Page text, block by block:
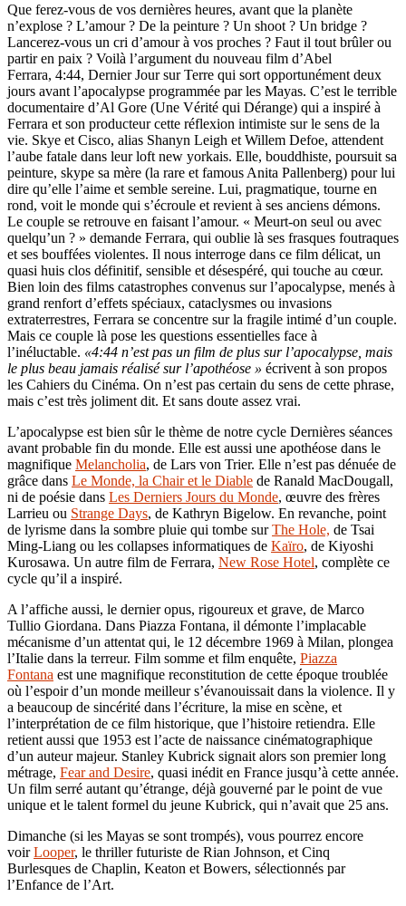
Que ferez-vous de vos dernières heures, avant que la planète
n’explose ? L’amour ? De la peinture ? Un shoot ? Un bridge ?
Lancerez-vous un cri d’amour à vos proches ? Faut il tout brûler ou
partir en paix ? Voilà l’argument du nouveau film d’Abel
Ferrara, 4:44, Dernier Jour sur Terre qui sort opportunément deux
jours avant l’apocalypse programmée par les Mayas. C’est le terrible
documentaire d’Al Gore (Une Vérité qui Dérange) qui a inspiré à
Ferrara et son producteur cette réflexion intimiste sur le sens de la
vie. Skye et Cisco, alias Shanyn Leigh et Willem Defoe, attendent
l’aube fatale dans leur loft new yorkais. Elle, bouddhiste, poursuit sa
peinture, skype sa mère (la rare et famous Anita Pallenberg) pour lui
dire qu’elle l’aime et semble sereine. Lui, pragmatique, tourne en
rond, voit le monde qui s’écroule et revient à ses anciens démons.
Le couple se retrouve en faisant l’amour. « Meurt-on seul ou avec
quelqu’un ? » demande Ferrara, qui oublie là ses frasques foutraques
et ses bouffées violentes. Il nous interroge dans ce film délicat, un
quasi huis clos définitif, sensible et désespéré, qui touche au cœur.
Bien loin des films catastrophes convenus sur l’apocalypse, menés à
grand renfort d’effets spéciaux, cataclysmes ou invasions
extraterrestres, Ferrara se concentre sur la fragile intimé d’un couple.
Mais ce couple là pose les questions essentielles face à
l’inéluctable. «4:44 n’est pas un film de plus sur l’apocalypse, mais
le plus beau jamais réalisé sur l’apothéose » écrivent à son propos
les Cahiers du Cinéma. On n’est pas certain du sens de cette phrase,
mais c’est très joliment dit. Et sans doute assez vrai.
L’apocalypse est bien sûr le thème de notre cycle Dernières séances
avant probable fin du monde. Elle est aussi une apothéose dans le
magnifique Melancholia, de Lars von Trier. Elle n’est pas dénuée de
grâce dans Le Monde, la Chair et le Diable de Ranald MacDougall,
ni de poésie dans Les Derniers Jours du Monde, œuvre des frères
Larrieu ou Strange Days, de Kathryn Bigelow. En revanche, point
de lyrisme dans la sombre pluie qui tombe surThe Hole, de Tsai
Ming-Liang ou les collapses informatiques de Kaïro, de Kiyoshi
Kurosawa. Un autre film de Ferrara, New Rose Hotel, complète ce
cycle qu’il a inspiré.
A l’affiche aussi, le dernier opus, rigoureux et grave, de Marco
Tullio Giordana. Dans Piazza Fontana, il démonte l’implacable
mécanisme d’un attentat qui, le 12 décembre 1969 à Milan, plongea
l’Italie dans la terreur. Film somme et film enquête, Piazza
Fontana est une magnifique reconstitution de cette époque troublée
où l’espoir d’un monde meilleur s’évanouissait dans la violence. Il y
a beaucoup de sincérité dans l’écriture, la mise en scène, et
l’interprétation de ce film historique, que l’histoire retiendra. Elle
retient aussi que 1953 est l’acte de naissance cinématographique
d’un auteur majeur. Stanley Kubrick signait alors son premier long
métrage, Fear and Desire, quasi inédit en France jusqu’à cette année.
Un film serré autant qu’étrange, déjà gouverné par le point de vue
unique et le talent formel du jeune Kubrick, qui n’avait que 25 ans.
Dimanche (si les Mayas se sont trompés), vous pourrez encore
voirLooper, le thriller futuriste de Rian Johnson, et Cinq
Burlesques de Chaplin, Keaton et Bowers, sélectionnés par
l’Enfance de l’Art.